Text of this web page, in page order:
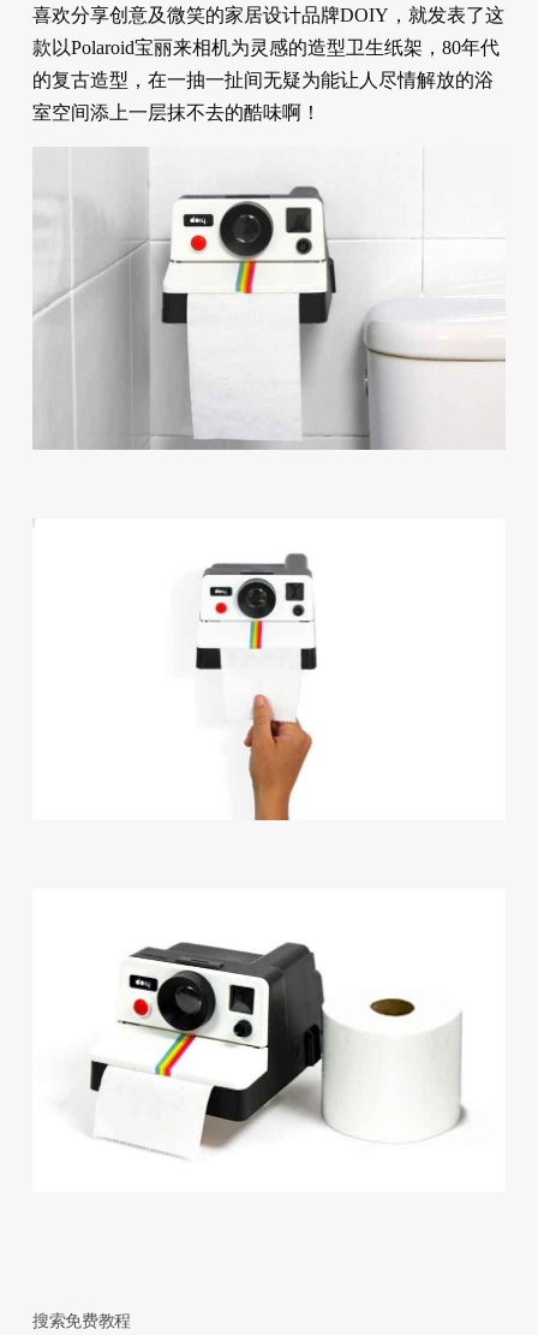
喜欢分享创意及微笑的家居设计品牌DOIY，就发表了这
款以Polaroid宝丽来相机为灵感的造型卫生纸架，80年代
的复古造型，在一抽一扯间无疑为能让人尽情解放的浴
室空间添上一层抹不去的酷味啊！
搜索免费教程